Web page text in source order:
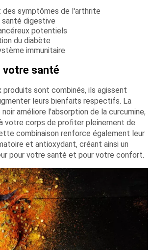
des symptômes de l'arthrite
santé digestive
potentiels
du diabète
immunitaire
votre santé
produits sont combinés, ils agissent
leurs bienfaits respectifs. La
améliore l'absorption de la curcumine,
votre corps de profiter pleinement de
combinaison renforce également leur
et antioxydant, créant ainsi un
pour votre santé et pour votre confort.